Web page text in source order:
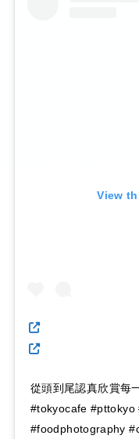
View
從頭到尾認真欣賞每
#tokyocafe #pttokyo
#foodphotography